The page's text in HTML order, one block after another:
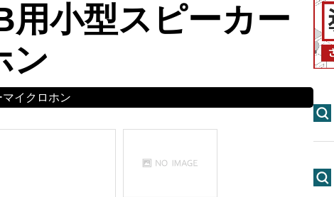
用小型スピーカー
ン
イクロホン